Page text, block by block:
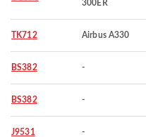
300ER
TK712 Airbus A330
BS382 -
BS382 -
J9531 -